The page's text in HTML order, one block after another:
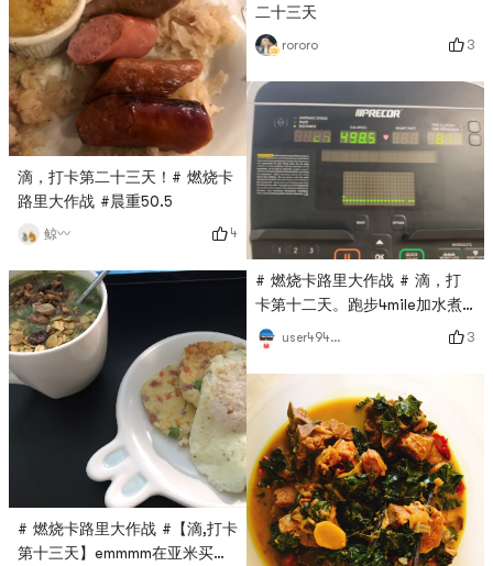
滴，打卡第二十三天！# 燃烧卡
路里大作战 #晨重50.5
鲸〰️ 4
# 燃烧卡路里大作战 #【滴,打卡
第十三天】emmmm在亚米买的
二十三天
rororo 3
# 燃烧卡路里大作战 # 滴，打
卡第十二天。跑步4mile加水煮
芹菜洋葱鸡蛋
user4946465347 3